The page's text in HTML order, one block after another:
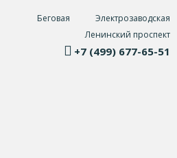
Беговая
Электрозаводская
Ленинский проспект
+7 (499) 677-65-51